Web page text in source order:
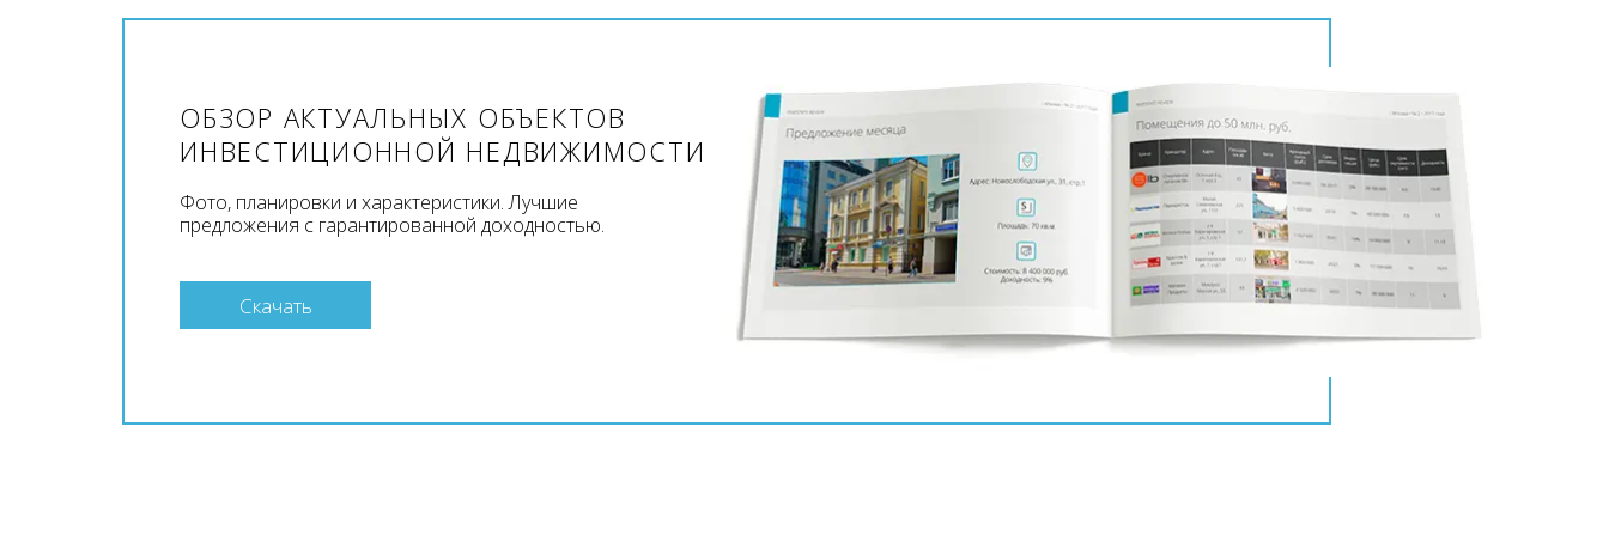
ОБЗОР АКТУАЛЬНЫХ ОБЪЕКТОВ
ИНВЕСТИЦИОННОЙ НЕДВИЖИМОСТИ
Фото, планировки и характеристики. Лучшие
предложения с гарантированной доходностью.
Скачать